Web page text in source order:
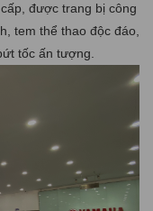
được trang bị công
tem thể thao độc đáo,
tốc ấn tượng.